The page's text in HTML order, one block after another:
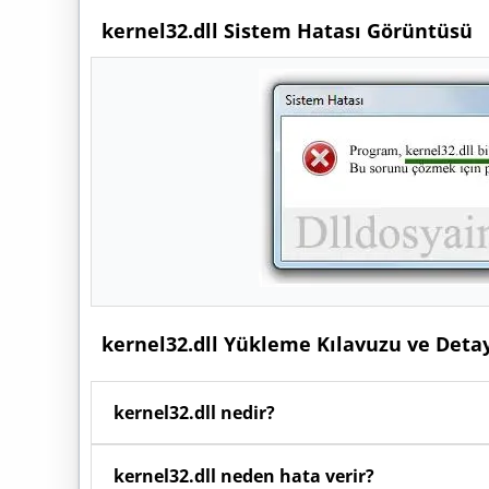
kernel32.dll Sistem Hatası Görüntüsü
kernel32.dll Yükleme Kılavuzu ve
kernel32.dll nedir?
duyduğu kodları, fonksiyonları ve kaynakları
kernel32.dll neden hata verir?